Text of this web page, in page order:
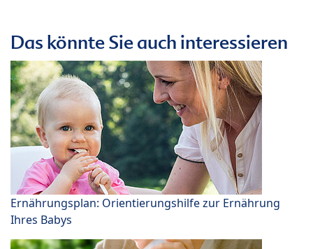
Das könnte Sie auch interessieren
Ernährungsplan: Orientierungshilfe zur Ernährung
Ihres Babys